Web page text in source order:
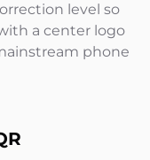
level so
a center logo
phone